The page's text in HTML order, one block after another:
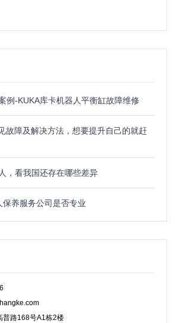
例-KUKA库卡机器人平衡缸故障维修
故障及解决方法，想要提升自己的就赶
，看我国还存在哪些差异
养服务公司是否专业
普路168号A1栋2楼